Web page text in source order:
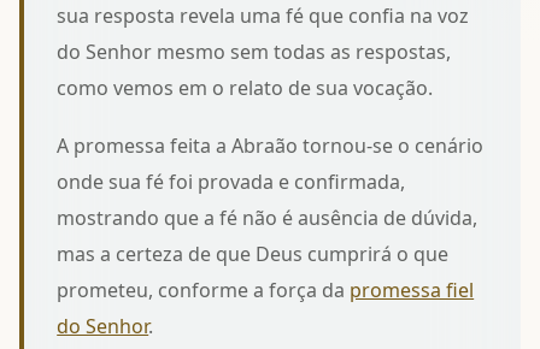
sua resposta revela uma fé que confia na voz
do Senhor mesmo sem todas as respostas,
como vemos em o relato de sua vocação.
A promessa feita a Abraão tornou-se o cenário
onde sua fé foi provada e confirmada,
mostrando que a fé não é ausência de dúvida,
mas a certeza de que Deus cumprirá o que
prometeu, conforme a força da promessa fiel
do Senhor.